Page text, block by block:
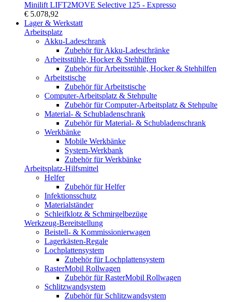
Minilift LIFT2MOVE Selective 125 - Expresso
€ 5.078,92
Lager & Werkstatt
Arbeitsplatz
Akku-Ladeschrank
Zubehör für Akku-Ladeschränke
Arbeitsstühle, Hocker & Stehhilfen
Zubehör für Arbeitsstühle, Hocker & Stehhilfen
Arbeitstische
Zubehör für Arbeitstische
Computer-Arbeitsplatz & Stehpulte
Zubehör für Computer-Arbeitsplatz & Stehpulte
Material- & Schubladenschrank
Zubehör für Material- & Schubladenschrank
Werkbänke
Mobile Werkbänke
System-Werkbank
Zubehör für Werkbänke
Arbeitsplatz-Hilfsmittel
Helfer
Zubehör für Helfer
Infektionsschutz
Materialständer
Schleifklotz & Schmirgelbezüge
Werkzeug-Bereitstellung
Beistell- & Kommissionierwagen
Lagerkästen-Regale
Lochplattensystem
Zubehör für Lochplattensystem
RasterMobil Rollwagen
Zubehör für RasterMobil Rollwagen
Schlitzwandsystem
Zubehör für Schlitzwandsystem